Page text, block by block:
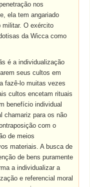
nos
ela tem angariado
militar. O exército
da Wicca como
é a individualização
seus cultos em
fazê-lo muitas vezes
cultos encetam rituais
benefício individual
chamariz para os não
com o
de meios
materiais. A busca de
de bens puramente
a individualizar a
e referencial moral